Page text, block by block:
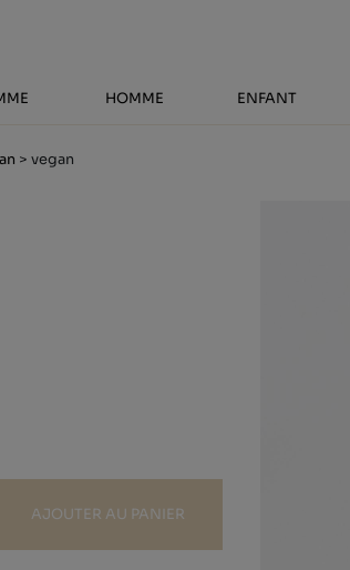
HOMME ENFANT
> vegan
AJOUTER AU PANIER